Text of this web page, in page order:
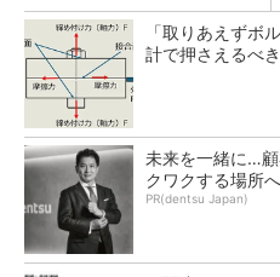
「取りあえず
計で押さえるべ
未来を一緒に…
クワクする場所へ
PR(dentsu Japan)